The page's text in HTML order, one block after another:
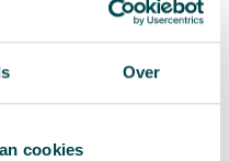
Over
cookies